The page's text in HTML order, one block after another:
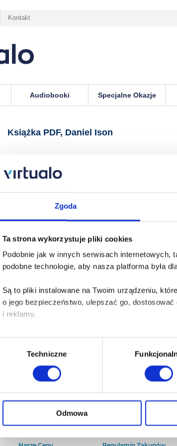
Zgoda
Ta strona wykorzystuje pliki cookies
Podobnie jak w innych serwisach
podobne technologie, aby nasza platforma była
Są to pliki instalowane na Twoim urządzeniu,
o jego bezpieczeństwo, ulepszać go,
i reklamy.
Poza plikami, które są nam niezbędne do
Twojej zgody.
Każda udzielona zgoda poprawi Twoje
Techniczne
Odmowa
Kontakt
Audiobooki Specjalne Okazje
Książka PDF, Daniel Ison